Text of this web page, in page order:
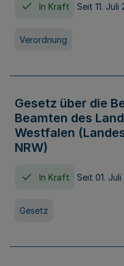
In Kraft Seit 11. Juli
Verordnung
Gesetz über die
Beamten des
Westfalen
NRW)
In Kraft Seit 01. Juli
Gesetz